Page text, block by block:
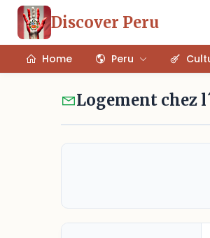
Discover Peru
Home Peru
Logement chez